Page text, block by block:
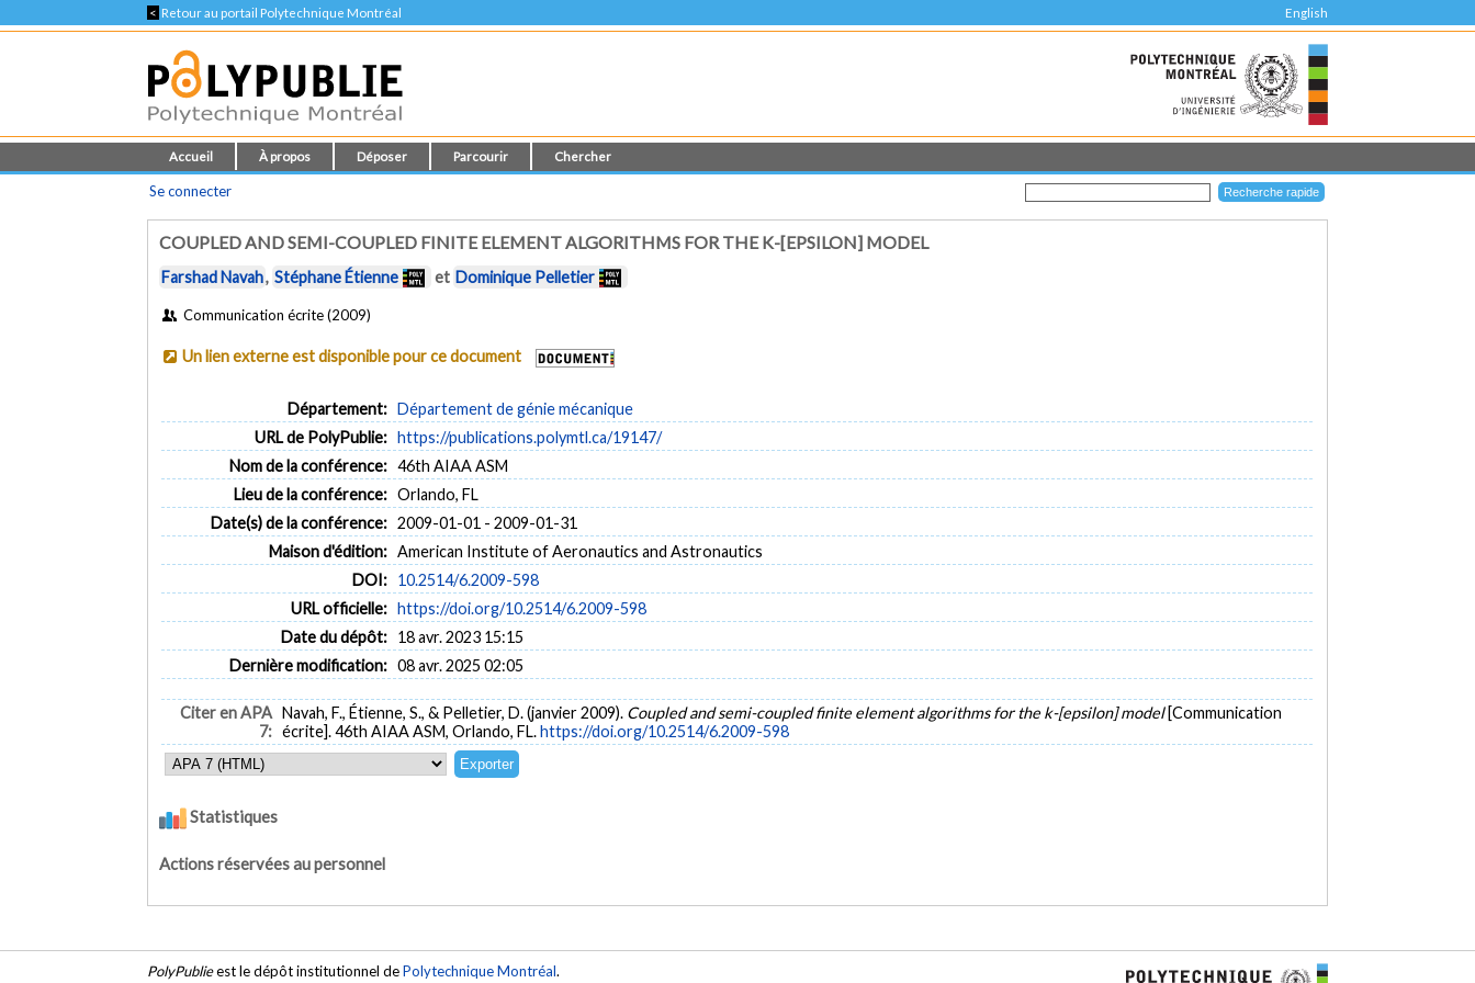
< Retour au portail Polytechnique Montréal English
Accueil À propos Déposer Parcourir Chercher
Se connecter
COUPLED AND SEMI-COUPLED FINITE ELEMENT ALGORITHMS FOR THE K-[EPSILON] MODEL
Farshad Navah, Stéphane Étienne et Dominique Pelletier
Communication écrite (2009)
Un lien externe est disponible pour ce document
Département: Département de génie mécanique
URL de PolyPublie: https://publications.polymtl.ca/19147/
Nom de la conférence: 46th AIAA ASM
Lieu de la conférence: Orlando, FL
Date(s) de la conférence: 2009-01-01 - 2009-01-31
Maison d'édition: American Institute of Aeronautics and Astronautics
DOI: 10.2514/6.2009-598
URL officielle: https://doi.org/10.2514/6.2009-598
Date du dépôt: 18 avr. 2023 15:15
Dernière modification: 08 avr. 2025 02:05
Citer en APA
7:
Navah, F., Étienne, S., & Pelletier, D. (janvier 2009). Coupled and semi-coupled finite element algorithms for the k-[epsilon] model [Communication
écrite]. 46th AIAA ASM, Orlando, FL.https://doi.org/10.2514/6.2009-598
Statistiques
Actions réservées au personnel
PolyPublieest le dépôt institutionnel dePolytechnique Montréal.